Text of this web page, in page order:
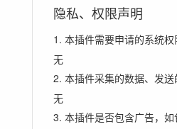
隐私、权限声明
1. 本插件需要申请的系统权
无
2. 本插件采集的数据、发
无
3. 本插件是否包含广告，